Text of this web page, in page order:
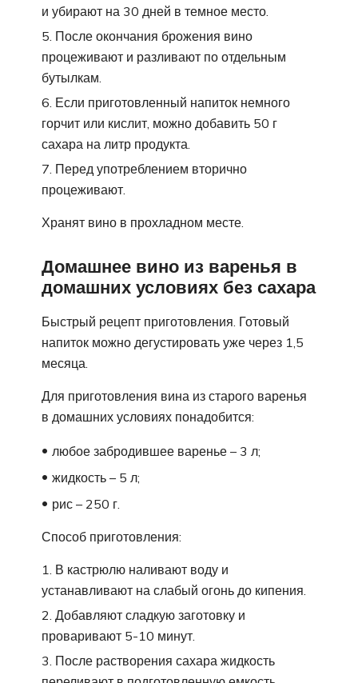
и убирают на 30 дней в темное место.
После окончания брожения вино
процеживают и разливают по отдельным
бутылкам.
Если приготовленный напиток немного
горчит или кислит, можно добавить 50 г
сахара на литр продукта.
Перед употреблением вторично
процеживают.
Хранят вино в прохладном месте.
Домашнее вино из варенья в
домашних условиях без сахара
Быстрый рецепт приготовления. Готовый
напиток можно дегустировать уже через 1,5
месяца.
Для приготовления вина из старого варенья
в домашних условиях понадобится:
любое забродившее варенье – 3 л;
жидкость – 5 л;
рис – 250 г.
Способ приготовления:
В кастрюлю наливают воду и
устанавливают на слабый огонь до кипения.
Добавляют сладкую заготовку и
проваривают 5-10 минут.
После растворения сахара жидкость